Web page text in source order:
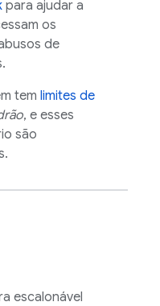
para ajudar a
os
de
tem limites de
, e esses
são
escalonável